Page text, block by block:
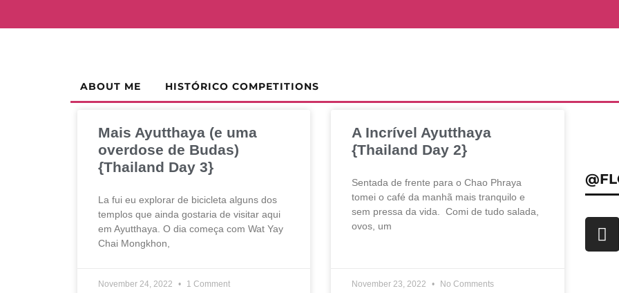
ABOUT ME HISTÓRICO COMPETITIONS
Mais Ayutthaya (e uma
overdose de Budas)
{Thailand Day 3}
La fui eu explorar de bicicleta alguns dos
templos que ainda gostaria de visitar aqui
em Ayutthaya. O dia começa com Wat Yay
Chai Mongkhon,
November 24, 2022 1 Comment
A Incrível Ayutthaya
{Thailand Day 2}
Sentada de frente para o Chao Phraya
tomei o café da manhã mais tranquilo e
sem pressa da vida. Comi de tudo salada,
ovos, um
November 23, 2022 No Comments